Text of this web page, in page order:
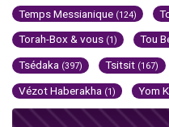
Temps Messianique (124)
Torah-Box & vous (1) Tou
Tsédaka (397) Tsitsit (167)
Vézot Haberakha (1) Yom